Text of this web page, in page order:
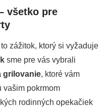
všetko pre
zážitok, ktorý si vyžaduje
sme pre vás vybrali
grilovanie, ktoré vám
vašim pokrmom
rodinných opekačiek